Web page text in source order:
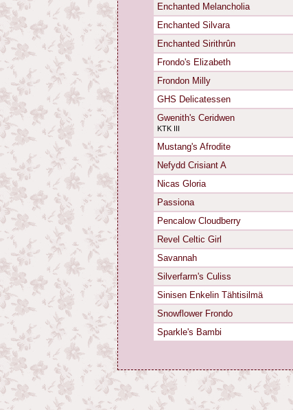
Enchanted Melancholia
Enchanted Silvara
Enchanted Sirithrûn
Frondo's Elizabeth
Frondon Milly
GHS Delicatessen
Gwenith's Ceridwen
KTK III
Mustang's Afrodite
Nefydd Crisiant A
Nicas Gloria
Passiona
Pencalow Cloudberry
Revel Celtic Girl
Savannah
Silverfarm's Culiss
Sinisen Enkelin Tähtisilmä
Snowflower Frondo
Sparkle's Bambi